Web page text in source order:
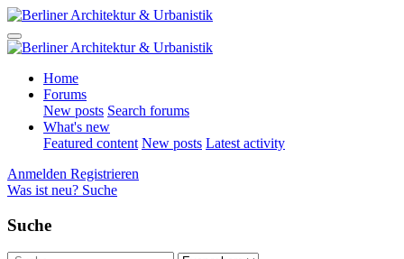
Home
Forums
New posts Search forums
What's new
Featured content New posts Latest activity
Anmelden Registrieren
Was ist neu? Suche
Suche